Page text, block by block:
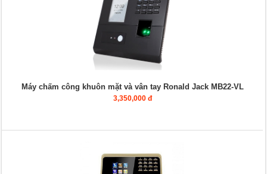
Máy chấm công khuôn mặt và vân tay Ronald Jack MB22-VL
3,350,000 đ